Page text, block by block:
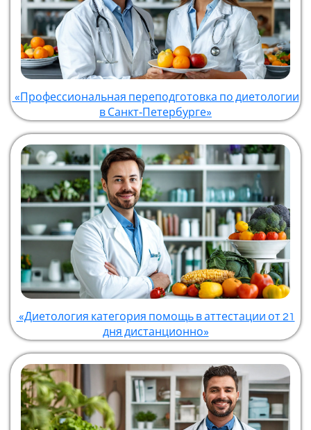
«Профессиональная переподготовка по диетологии
в Санкт‑Петербурге»
«Диетология категория помощь в аттестации от 21
дня дистанционно»